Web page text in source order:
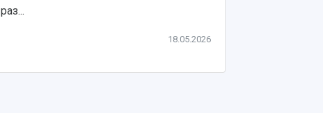
раз...
18.05.2026